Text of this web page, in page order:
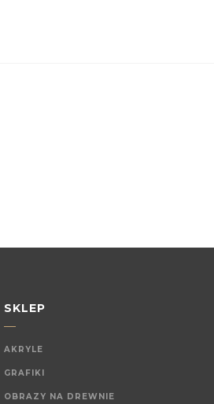
SKLEP
AKRYLE
GRAFIKI
OBRAZY NA DREWNIE